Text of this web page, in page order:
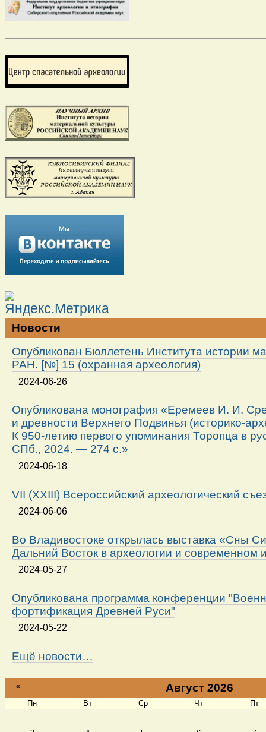
Новости
Опубликован Бюллетень Института истории
РАН. [№] 15 (охранная археология)
2024-06-26
Опубликована монография «Еремеев И. И.
и древности Верхнего Подвинья (историко-
К 950-летию первого упоминания Торопца в
СПб., 2024. — 274 с.»
2024-06-18
VII (XXIII) Всероссийский археологический
2024-06-06
Во Владивостоке открылась выставка «Сны
Дальний Восток в археологии и современном
2024-05-27
Опубликована программа конференции
фортификация Древней Руси"
2024-05-22
Ещё новости…
« Август 2026
Пн Вт Ср Чт Пт